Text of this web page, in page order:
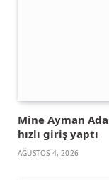
Mine Ayman
hızlı giriş yaptı
AĞUSTOS 4, 2026